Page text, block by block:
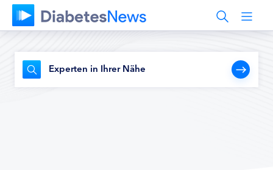
Experten in Ihrer Nähe